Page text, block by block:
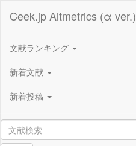
Ceek.jp Altmetrics (α ver.)
文献ランキング
新着文献
新着投稿